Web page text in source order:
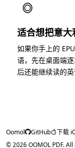
◎
适合想把意
如果你手上的
语，先在桌面端
后还能继续读的英
Oomol GitHub 下载
© 2026 OOMOL PDF.